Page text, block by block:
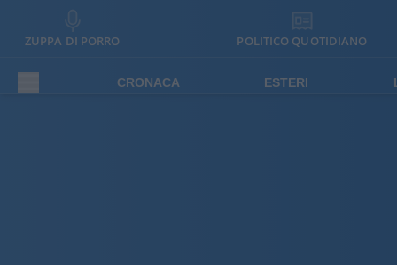
ZUPPA DI PORRO POLITICO QUOTIDIANO
CRONACA ESTERI